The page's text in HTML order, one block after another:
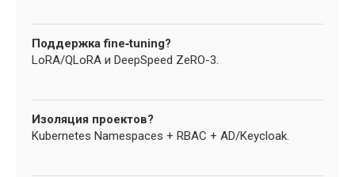
Поддержка fine‑tuning?
LoRA/QLoRA и DeepSpeed ZeRO-3.
Изоляция проектов?
Kubernetes Namespaces + RBAC + AD/Keycloak.